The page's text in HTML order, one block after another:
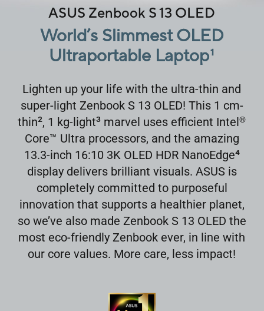
ASUS Zenbook S 13 OLED
World’s Slimmest OLED
Ultraportable Laptop1
Lighten up your life with the ultra-thin and
super-light Zenbook S 13 OLED! This 1 cm-
thin2, 1 kg-light3 marvel uses efficient Intel®
Core™ Ultra processors, and the amazing
13.3-inch 16:10 3K OLED HDR NanoEdge4
display delivers brilliant visuals. ASUS is
completely committed to purposeful
innovation that supports a healthier planet,
so we’ve also made Zenbook S 13 OLED the
most eco-friendly Zenbook ever, in line with
our core values. More care, less impact!